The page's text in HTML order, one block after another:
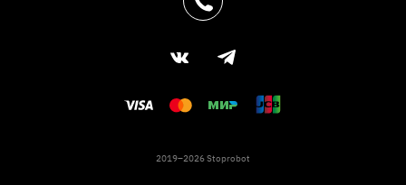
2019–2026 Stoprobot